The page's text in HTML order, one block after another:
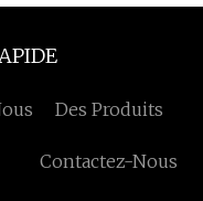
Des Produits
Contactez-Nous